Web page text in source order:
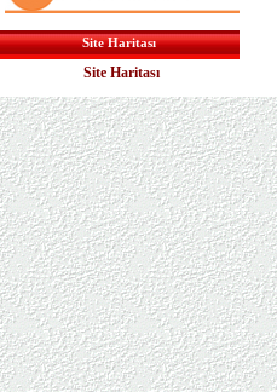
Site Haritası
Site Haritası